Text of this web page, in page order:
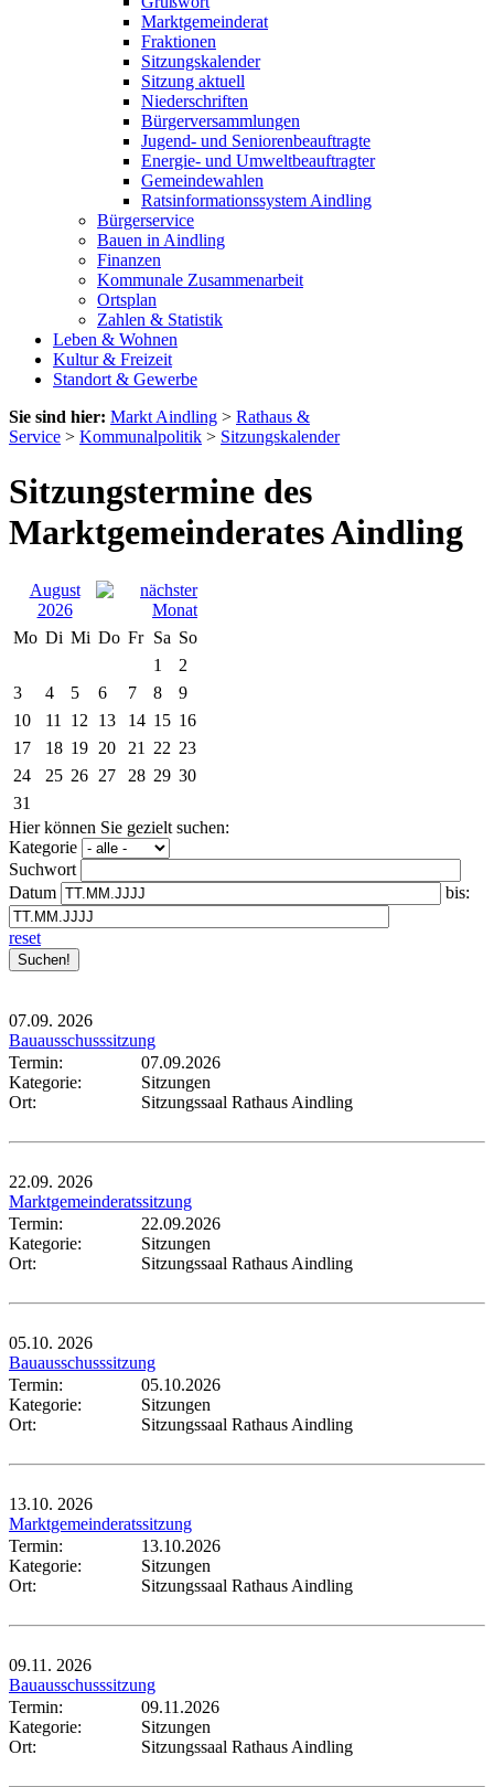
Marktgemeinderat
Fraktionen
Sitzungskalender
Sitzung aktuell
Niederschriften
Bürgerversammlungen
Jugend- und Seniorenbeauftragte
Energie- und Umweltbeauftragter
Gemeindewahlen
Ratsinformationssystem Aindling
Bürgerservice
Bauen in Aindling
Finanzen
Kommunale Zusammenarbeit
Ortsplan
Zahlen & Statistik
Leben & Wohnen
Kultur & Freizeit
Standort & Gewerbe
Sie sind hier: Markt Aindling > Rathaus &
Service > Kommunalpolitik > Sitzungskalender
Sitzungstermine des
Marktgemeinderates Aindling
August
2026
Mo Di Mi Do Fr Sa So
1
2
3
4 5 6 7 8
9
10
11 12 13 14 15 16
17
18 19 20 21 22 23
24
25 26 27 28 29 30
31
Hier können Sie gezielt suchen:
Kategorie
Suchwort
Datum
bis:
reset
07.09. 2026
Bauausschusssitzung
Termin:
07.09.2026
Kategorie:
Sitzungen
Ort:
Sitzungssaal Rathaus Aindling
22.09. 2026
Marktgemeinderatssitzung
Termin:
22.09.2026
Kategorie:
Sitzungen
Ort:
Sitzungssaal Rathaus Aindling
05.10. 2026
Bauausschusssitzung
Termin:
05.10.2026
Kategorie:
Sitzungen
Ort:
Sitzungssaal Rathaus Aindling
13.10. 2026
Marktgemeinderatssitzung
Termin:
13.10.2026
Kategorie:
Sitzungen
Ort:
Sitzungssaal Rathaus Aindling
09.11. 2026
Bauausschusssitzung
Termin:
09.11.2026
Kategorie:
Sitzungen
Ort:
Sitzungssaal Rathaus Aindling